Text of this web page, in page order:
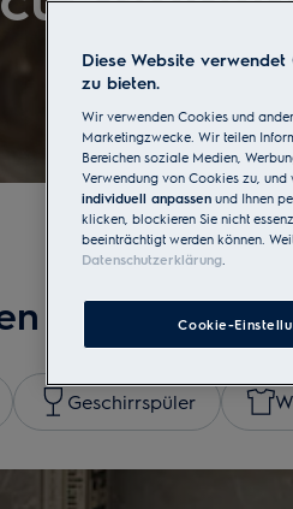
durchsuchen
Geschirrspüler
Diese Website
zu bieten.
Wir verwenden Cookies und
Marketingzwecke. Wir teilen
Bereichen soziale Medien,
Verwendung von Cookies zu, und
individuell anpassen und Ihnen
klicken, blockieren Sie nicht
beeinträchtigt werden können.
Datenschutzerklärung.
Cookie-